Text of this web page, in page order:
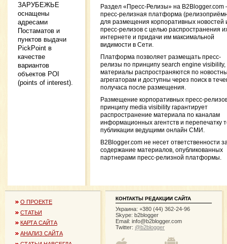
ЗАРУБЕЖЬЕ
оснащены
адресами
Постаматов и
пунктов выдачи
PickPoint в
качестве
вариантов
объектов POI
(points of interest).
Раздел «Пресс-Релизы» на
пресс-релизная платформа
для размещения корпоративных новостей
пресс-релизов с целью распространения
интернете и придачи им максимальной
видимости в Сети.
Платформа позволяет размещать пресс-
релизы по принципу search engine visibility,
материалы распространяются по
агрегаторам и доступны через поиск в
получаса после размещения.
Размещение корпоративных пресс-
принципу media visibility гарантирует
распространение материала по каналам
информационных агентств и перепечатку
публикации ведущими онлайн СМИ.
B2Blogger.com не несет ответственности
содержание материалов, опубликованных
партнерами пресс-релизной платформы.
О ПРОЕКТЕ
СТАТЬИ
КАРТА САЙТА
АНАЛИЗ САЙТА
КОНТАКТЫ РЕДАКЦИИ САЙТА
Украина: +380 (44) 362-24-96
Skype: b2blogger
Email: info@b2blogger.com
Twitter: @b2blogger